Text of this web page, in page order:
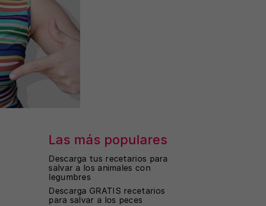
Las más populares
Descarga tus recetarios para
salvar a los animales con
legumbres
Descarga GRATIS recetarios
para salvar a los peces